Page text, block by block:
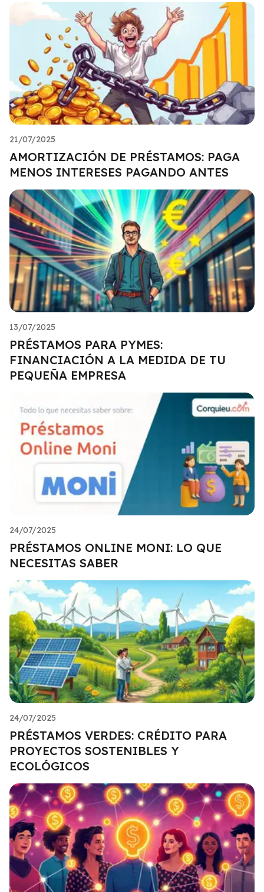
21/07/2025
AMORTIZACIÓN DE PRÉSTAMOS: PAGA
MENOS INTERESES PAGANDO ANTES
13/07/2025
PRÉSTAMOS PARA PYMES:
FINANCIACIÓN A LA MEDIDA DE TU
PEQUEÑA EMPRESA
24/07/2025
PRÉSTAMOS ONLINE MONI: LO QUE
NECESITAS SABER
24/07/2025
PRÉSTAMOS VERDES: CRÉDITO PARA
PROYECTOS SOSTENIBLES Y
ECOLÓGICOS